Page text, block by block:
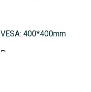
VESA: 400*400mm
Размер на екрана в